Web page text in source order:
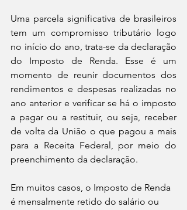
Uma parcela significativa de brasileiros
tem um compromisso tributário logo
no início do ano, trata-se da declaração
do Imposto de Renda. Esse é um
momento de reunir documentos dos
rendimentos e despesas realizadas no
ano anterior e verificar se há o imposto
a pagar ou a restituir, ou seja, receber
de volta da União o que pagou a mais
para a Receita Federal, por meio do
preenchimento da declaração.
Em muitos casos, o Imposto de Renda
é mensalmente retido do salário ou